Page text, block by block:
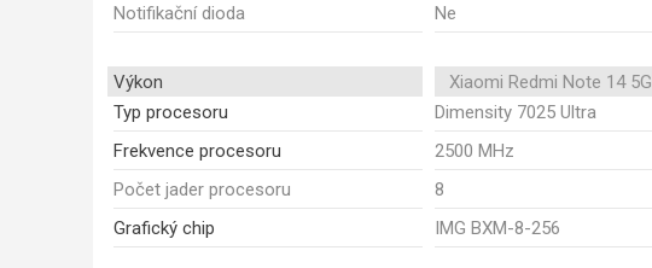
Notifikační dioda
Ne
Výkon Xiaomi Redmi Note 14 5G
Typ procesoru
Dimensity 7025 Ultra
Frekvence procesoru
2500 MHz
Počet jader procesoru
8
Grafický chip
IMG BXM-8-256